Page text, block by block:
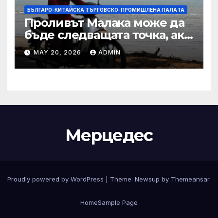
БЪЛГАРО-КИТАЙСКА ТЪРГОВСКО-ПРОМИШЛЕНА ПАЛAТА
Проливът Малака може да
бъде следващата точка, ако
Азия не внимава
MAY 20, 2026 ADMIN
Мерцедес
Proudly powered by WordPress Theme: Newsup by Themeansar.
HomeSample Page